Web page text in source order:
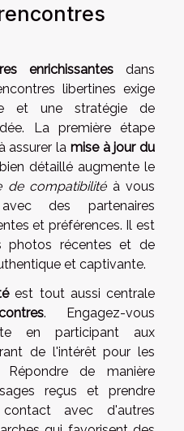
enrichissantesdans
libertines exige
et une stratégie de
La première étape
assurer la mise à jour du
détaillé augmente le
de compatibilitéà vous
des partenaires
et préférences. Il est
photos récentes et de
et captivante.
est tout aussi centrale
. Engagez-vous
en participant aux
de l'intérêt pour les
Répondre de manière
reçus et prendre
avec d'autres